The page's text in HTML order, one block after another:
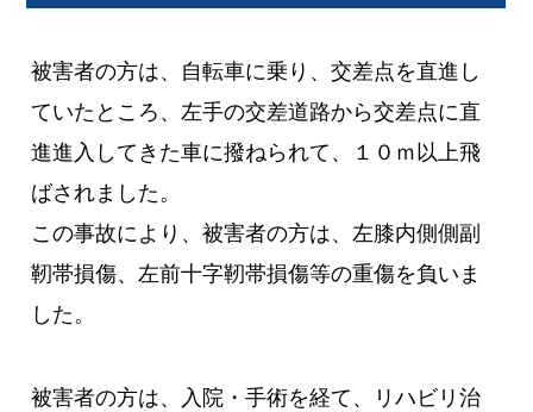
被害者の方は、自転車に乗り、交差点を直進し
ていたところ、左手の交差道路から交差点に直
進進入してきた車に撥ねられて、１０ｍ以上飛
ばされました。
この事故により、被害者の方は、左膝内側側副
靭帯損傷、左前十字靭帯損傷等の重傷を負いま
した。
被害者の方は、入院・手術を経て、リハビリ治